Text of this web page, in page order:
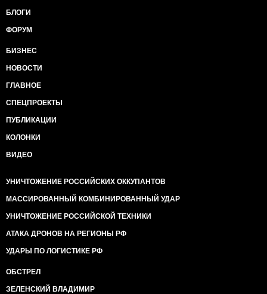
БЛОГИ
ФОРУМ
БИЗНЕС
НОВОСТИ
ГЛАВНОЕ
СПЕЦПРОЕКТЫ
ПУБЛИКАЦИИ
КОЛОНКИ
ВИДЕО
УНИЧТОЖЕНИЕ РОССИЙСКИХ ОККУПАНТОВ
МАССИРОВАННЫЙ КОМБИНИРОВАННЫЙ УДАР
УНИЧТОЖЕНИЕ РОССИЙСКОЙ ТЕХНИКИ
АТАКА ДРОНОВ НА РЕГИОНЫ РФ
УДАРЫ ПО ЛОГИСТИКЕ РФ
ОБСТРЕЛ
ЗЕЛЕНСКИЙ ВЛАДИМИР